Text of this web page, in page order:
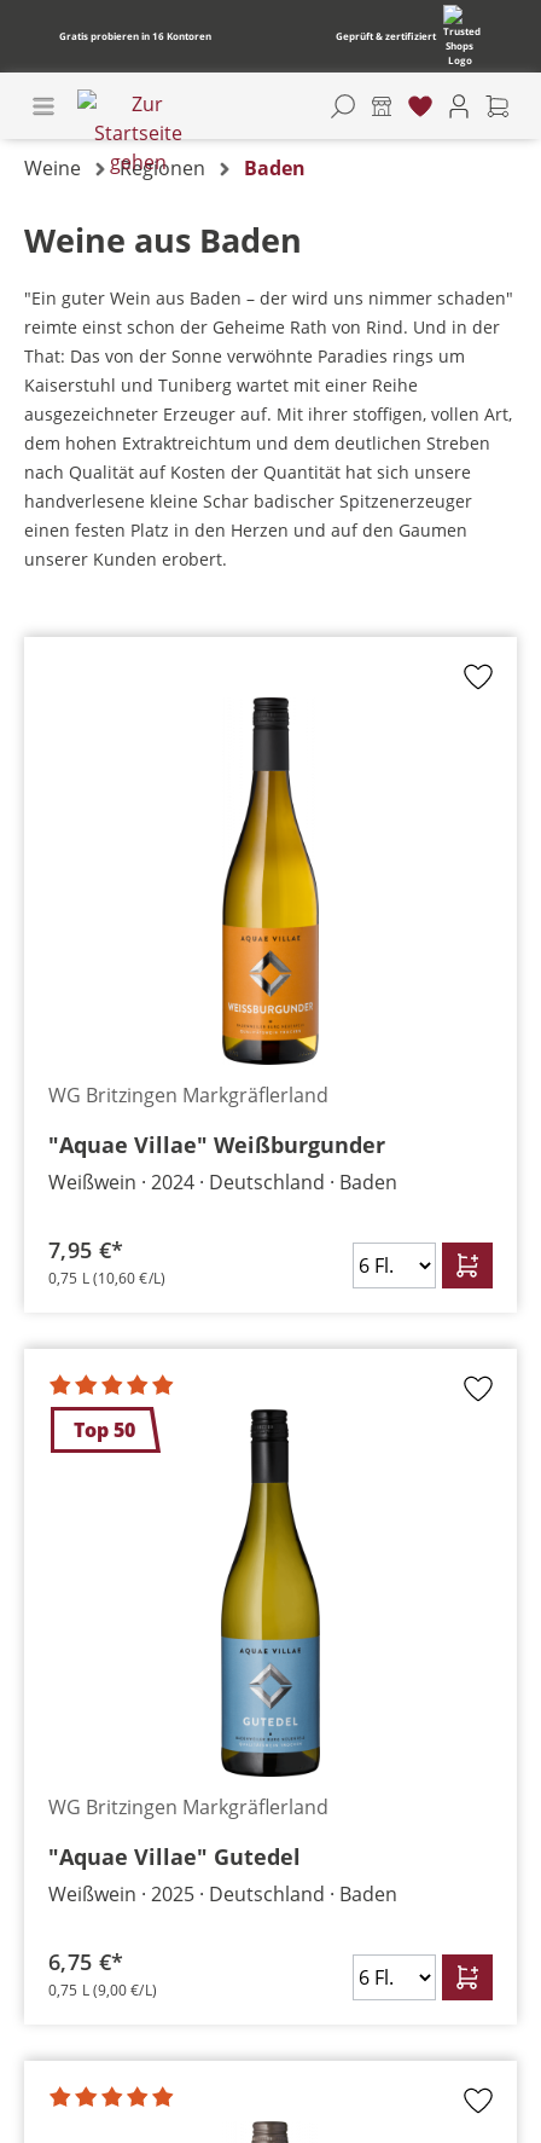
Gratis probieren in 16 Kontoren Geprüft & zertifiziert
Weine Regionen Baden
Weine aus Baden
"Ein guter Wein aus Baden – der wird uns nimmer schaden"
reimte einst schon der Geheime Rath von Rind. Und in der
That: Das von der Sonne verwöhnte Paradies rings um
Kaiserstuhl und Tuniberg wartet mit einer Reihe
ausgezeichneter Erzeuger auf. Mit ihrer stoffigen, vollen Art,
dem hohen Extraktreichtum und dem deutlichen Streben
nach Qualität auf Kosten der Quantität hat sich unsere
handverlesene kleine Schar badischer Spitzenerzeuger
einen festen Platz in den Herzen und auf den Gaumen
unserer Kunden erobert.
WG Britzingen Markgräflerland
"Aquae Villae" Weißburgunder
Weißwein 2024 Deutschland Baden
7,95 €*
0,75 L(10,60 €/L)
Top 50
WG Britzingen Markgräflerland
"Aquae Villae" Gutedel
Weißwein 2025 Deutschland Baden
6,75 €*
0,75 L(9,00 €/L)